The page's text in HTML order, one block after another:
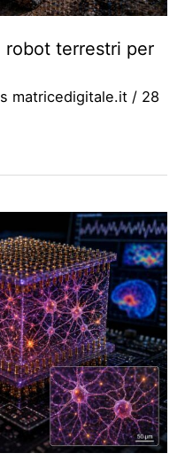
robot terrestri per
matricedigitale.it / 28